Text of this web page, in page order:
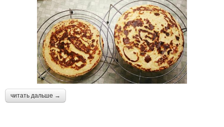
читать дальше →